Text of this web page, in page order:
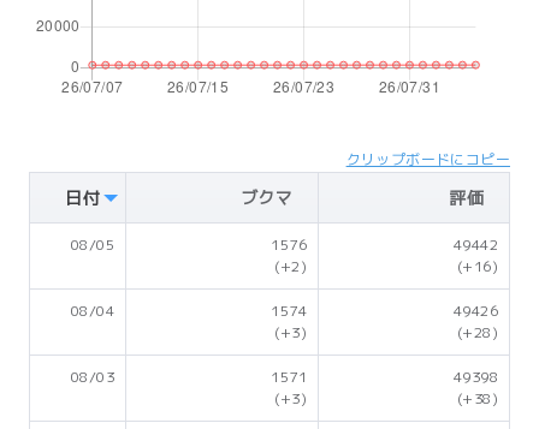
クリップボードにコピー
日付 ブクマ 評価
08/05
1576
(+2)
49442
(+16)
08/04
1574
(+3)
49426
(+28)
08/03
1571
(+3)
49398
(+38)